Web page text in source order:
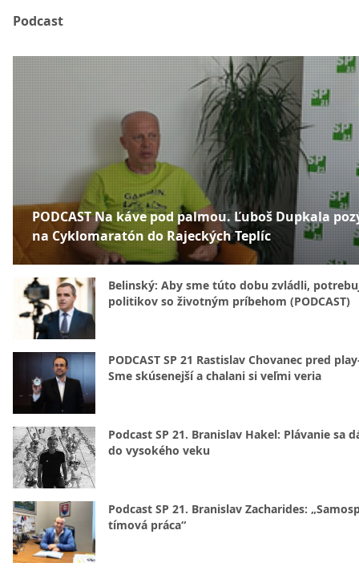
Podcast
PODCAST Na káve pod palmou. Ľuboš Dupkala
na Cyklomaratón do Rajeckých Teplíc
Belinský: Aby sme túto dobu zvládli,
politikov so životným príbehom (PODCAST)
PODCAST SP 21 Rastislav Chovanec pred
Sme skúsenejší a chalani si veľmi veria
Podcast SP 21. Branislav Hakel: Plávanie sa
do vysokého veku
Podcast SP 21. Branislav Zacharides:
tímová práca“